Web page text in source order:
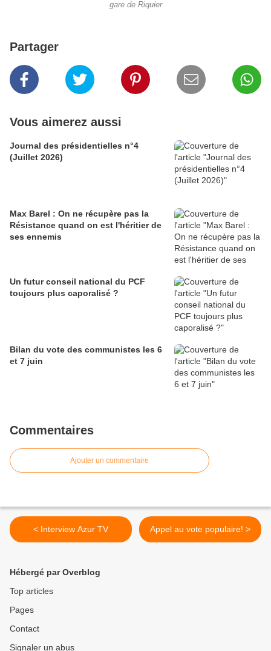
gare de Riquier
Partager
Vous aimerez aussi
Journal des présidentielles n°4
(Juillet 2026)
Max Barel : On ne récupère pas la
Résistance quand on est l'héritier de
ses ennemis
Un futur conseil national du PCF
toujours plus caporalisé ?
Bilan du vote des communistes les 6
et 7 juin
Commentaires
Ajouter un commentaire
< Interview Azur TV Appel au vote populaire! >
Hébergé par Overblog
Top articles
Pages
Contact
Signaler un abus